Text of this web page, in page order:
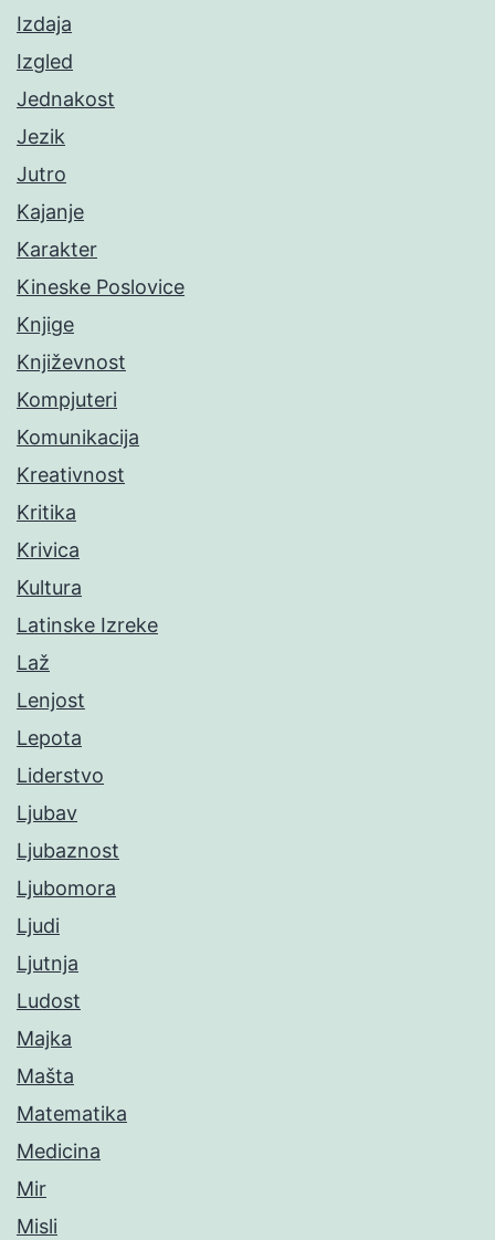
Izdaja
Izgled
Jednakost
Jezik
Jutro
Kajanje
Karakter
Kineske Poslovice
Knjige
Književnost
Kompjuteri
Komunikacija
Kreativnost
Kritika
Krivica
Kultura
Latinske Izreke
Laž
Lenjost
Lepota
Liderstvo
Ljubav
Ljubaznost
Ljubomora
Ljudi
Ljutnja
Ludost
Majka
Mašta
Matematika
Medicina
Mir
Misli